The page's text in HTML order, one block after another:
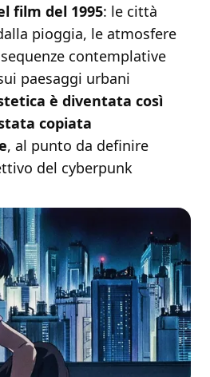
film del 1995: le città
pioggia, le atmosfere
contemplative
paesaggi urbani
è diventata così
copiata
, al punto da definire
del cyberpunk